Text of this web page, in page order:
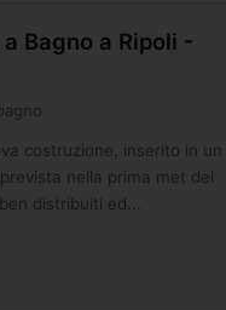
Bagno a Ripoli -
costruzione, inserito in un
nella prima met del
distribuiti ed...